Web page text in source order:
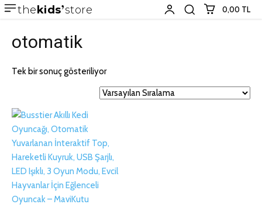
thekids store 0,00 TL
otomatik
Tek bir sonuç gösteriliyor